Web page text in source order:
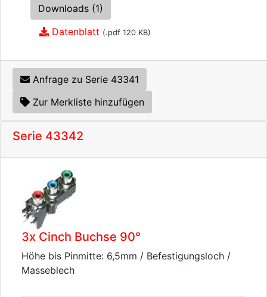
Downloads (1)
Datenblatt (.pdf 120 KB)
Anfrage zu Serie 43341
Zur Merkliste hinzufügen
Serie 43342
3x Cinch Buchse 90°
Höhe bis Pinmitte: 6,5mm / Befestigungsloch /
Masseblech